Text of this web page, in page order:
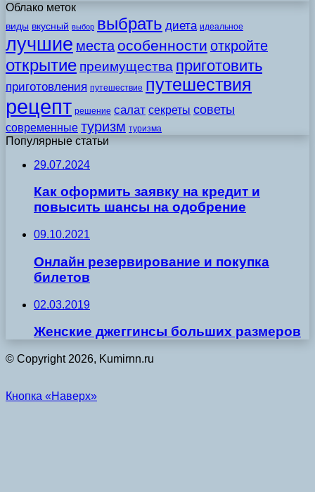
Облако меток
виды вкусный выбор выбрать диета идеальное
лучшие места особенности откройте
открытие преимущества приготовить
приготовления путешествие путешествия
рецепт решение салат секреты советы
современные туризм туризма
Популярные статьи
29.07.2024
Как оформить заявку на кредит и
повысить шансы на одобрение
09.10.2021
Онлайн резервирование и покупка
билетов
02.03.2019
Женские джеггинсы больших размеров
© Copyright 2026, Kumirnn.ru
Кнопка «Наверх»